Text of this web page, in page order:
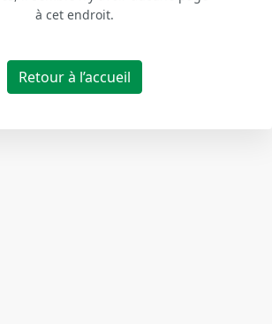
à cet endroit.
Retour à l’accueil